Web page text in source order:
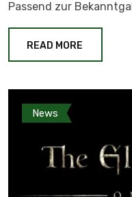
Passend zur
READ MORE
News